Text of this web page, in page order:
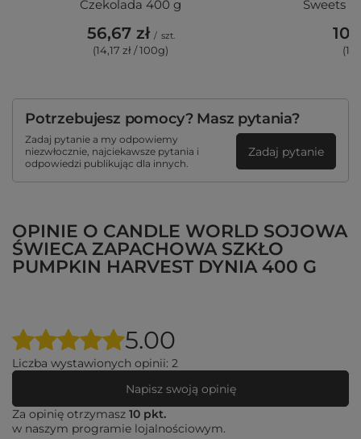
Czekolada 400 g
56,67 zł / szt.
(14,17 zł / 100g)
Sweets
Potrzebujesz pomocy? Masz pytania?
Zadaj pytanie a my odpowiemy
niezwłocznie, najciekawsze pytania i
odpowiedzi publikując dla innych.
Zadaj pytanie
OPINIE O CANDLE WORLD SOJOWA
ŚWIECA ZAPACHOWA SZKŁO
PUMPKIN HARVEST DYNIA 400 G
5.00
Liczba wystawionych opinii: 2
Napisz swoją opinię
Za opinię otrzymasz 10 pkt.
w naszym programie lojalnościowym.